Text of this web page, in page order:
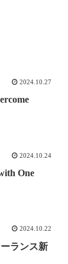
2024.10.27
2024.10.24
One
2024.10.22
ーランス新